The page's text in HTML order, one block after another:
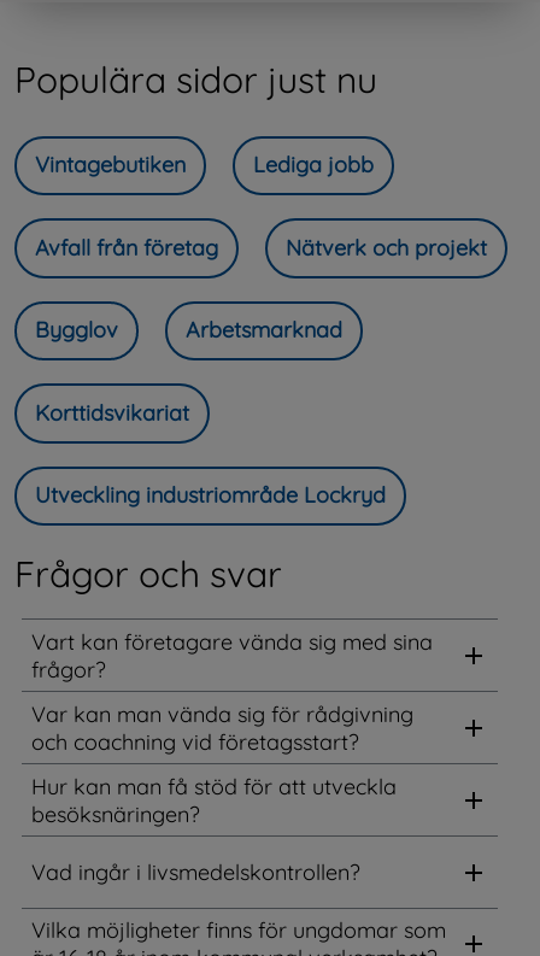
Populära sidor just nu
Vintagebutiken Lediga jobb
Avfall från företag Nätverk och projekt
Bygglov Arbetsmarknad
Korttidsvikariat
Utveckling industriområde Lockryd
Frågor och svar
Vart kan företagare vända sig med sina
frågor?
Var kan man vända sig för rådgivning
och coachning vid företagsstart?
Hur kan man få stöd för att utveckla
besöksnäringen?
Vad ingår i livsmedelskontrollen?
Vilka möjligheter finns för ungdomar som